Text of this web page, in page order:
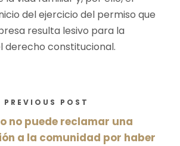
del ejercicio del permiso que
resulta lesivo para la
derecho constitucional.
PREVIOUS POST
no puede reclamar una
a la comunidad por haber